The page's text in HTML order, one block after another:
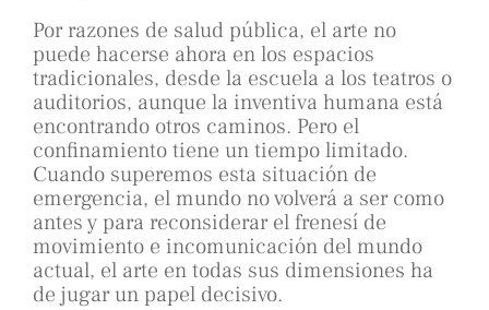
Por razones de salud pública, el arte no
puede hacerse ahora en los espacios
tradicionales, desde la escuela a los teatros o
auditorios, aunque la inventiva humana está
encontrando otros caminos. Pero el
confinamiento tiene un tiempo limitado.
Cuando superemos esta situación de
emergencia, el mundo no volverá a ser como
antes y para reconsiderar el frenesí de
movimiento e incomunicación del mundo
actual, el arte en todas sus dimensiones ha
de jugar un papel decisivo.